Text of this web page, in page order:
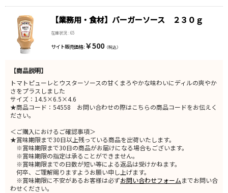
【業務用・食材】バーガーソース ２３０ｇ
在庫状況 : 65
サイト販売価格 : ￥500（税込）
【商品説明】
トマトピューレとウスターソースの甘くまろやかな味わいにディルの爽やか
さをプラスしました
サイズ：14.5×6.5×4.6
★商品コード：54558 お問い合わせの際はこちらの商品コードをお伝えく
ださい。
＜ご購入におけるご確認事項＞
★賞味期限まで30日以上残っている商品を出荷いたします。
※賞味期限まで30日の商品がお届けになる場合もございます。
※賞味期限の指定は承ることができません。
※賞味期限までの日数が短い等による返品は受けかねます。
何卒、ご理解賜りますようお願い申し上げます。
※賞味期限に不安があるお客様は必ずお問い合わせフォームまでお問い合
わせください。